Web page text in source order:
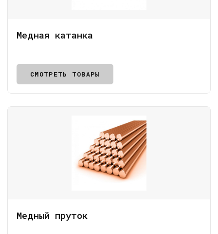
Медная катанка
СМОТРЕТЬ ТОВАРЫ
Медный пруток